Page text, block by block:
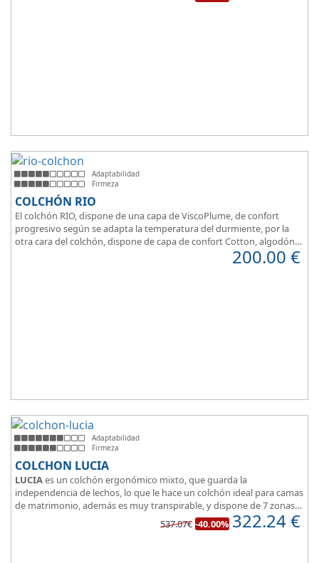
Adaptabilidad
Firmeza
COLCHÓN RIO
El colchón RIO, dispone de una capa de ViscoPlume, de confort
progresivo según se adapta la temperatura del durmiente, por la
otra cara del colchón, dispone de capa de confort Cotton, algodón
100% que brinda una sensación de confort inmediata.200.00 €
Adaptabilidad
Firmeza
COLCHON LUCIA
LUCIAes un colchón ergonómico mixto, que guarda la
independencia de lechos, lo que le hace un colchón ideal para camas
de matrimonio, además es muy transpirable, y dispone de 7 zonas
537.07€ -40.00% 322.24€